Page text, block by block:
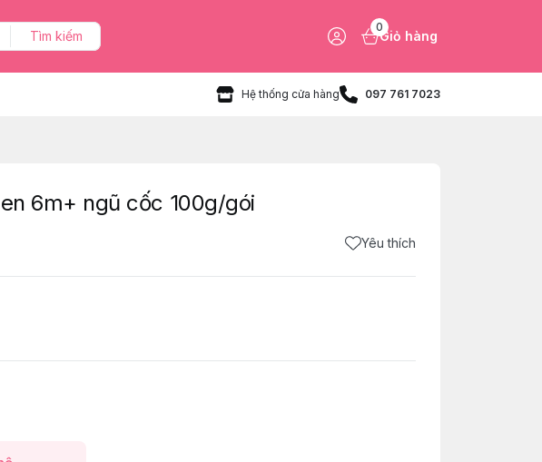
Tìm kiếm
0
Giỏ hàng
Hệ thống cửa hàng 097 761 7023
6m+ ngũ cốc 100g/gói
Yêu thích